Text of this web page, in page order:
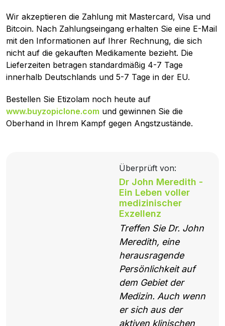
Wir akzeptieren die Zahlung mit Mastercard, Visa und
Bitcoin. Nach Zahlungseingang erhalten Sie eine E-Mail
mit den Informationen auf Ihrer Rechnung, die sich
nicht auf die gekauften Medikamente bezieht. Die
Lieferzeiten betragen standardmäßig 4-7 Tage
innerhalb Deutschlands und 5-7 Tage in der EU.
Bestellen Sie Etizolam noch heute auf
www.buyzopiclone.com und gewinnen Sie die
Oberhand in Ihrem Kampf gegen Angstzustände.
Überprüft von:
Dr John Meredith -
Ein Leben voller
medizinischer
Exzellenz
Treffen Sie Dr. John
Meredith, eine
herausragende
Persönlichkeit auf
dem Gebiet der
Medizin. Auch wenn
er sich aus der
aktiven klinischen